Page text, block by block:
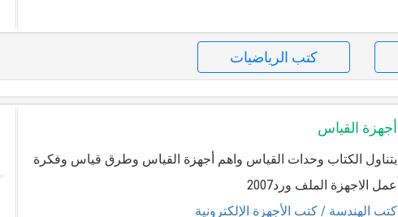
كتب الرياضيات
أجهزة القياس
يتناول الكتاب وحدات القياس واهم أجهزة القياس وطرق قياس وفكرة
عمل الاجهزة الملف ورد2007
كتب الهندسة / كتب الأجهزة الإلكترونية